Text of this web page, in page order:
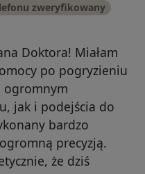
zweryfikowany
Doktora! Miałam
po pogryzieniu
ogromnym
jak i podejścia do
bardzo
precyzją.
że dziś